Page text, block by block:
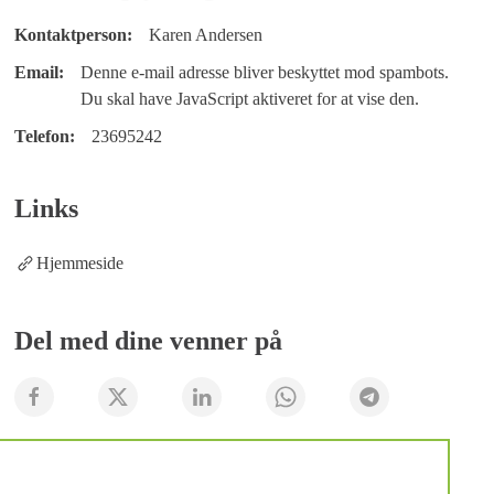
Kontaktperson:
Karen Andersen
Email:
Denne e-mail adresse bliver beskyttet mod spambots.
Du skal have JavaScript aktiveret for at vise den.
Telefon:
23695242
Links
Hjemmeside
Del med dine venner på